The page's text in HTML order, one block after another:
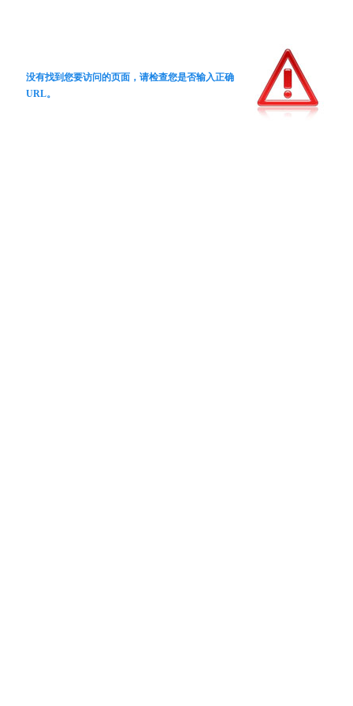
没有找到您要访问的页面，请检查您是否输入正确
URL。